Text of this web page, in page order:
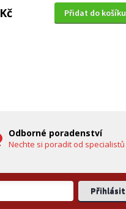
Přidat do košíku
Odborné poradenství
Nechte si poradit od specialistů